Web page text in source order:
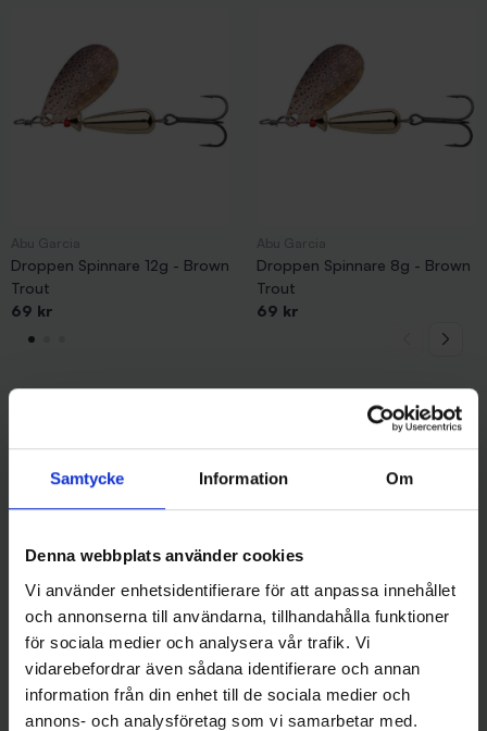
Samtycke Information Om
Denna webbplats använder cookies
Vi använder enhetsidentifierare för att anpassa innehållet
och annonserna till användarna, tillhandahålla funktioner
för sociala medier och analysera vår trafik. Vi
vidarebefordrar även sådana identifierare och annan
information från din enhet till de sociala medier och
annons- och analysföretag som vi samarbetar med.
Droppen Spinnare 12g - Brown
Trout
69 kr
Droppen Spinnare 8g - Brown
Trout
69 kr
Andra gillade även
Abu Garcia Mieko Predator